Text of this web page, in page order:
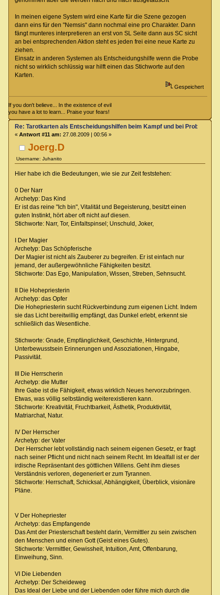
In meinen eigene System wird eine Karte für die Szene gezogen
dann eins für den "Nemsis" dann nochmal eine pro Charakter. Dann
fängt munteres interpretieren an erst von SL Seite dann aus SC sicht
an bei entsprechenden Aktion steht es jeden frei eine neue Karte zu
ziehen.
Einsatz in anderen Systemen als Entscheidungshilfe wenn die Probe
nicht so wirklich schlüssig war hilft einen das Stichworte auf den
Karten.
Gespeichert
If you don't believe... In the existence of evil
you have a lot to learn... Praise your fears!
Joerg.D
Username: Juhanito
Re: Tarotkarten als Entscheidungshilfen beim Kampf und bei Proben
« Antwort #11 am: 27.08.2009 | 00:56 »
Hier habe ich die Bedeutungen, wie sie zur Zeit feststehen:
0 Der Narr
Archetyp: Das Kind
Er ist das reine "Ich bin", Vitalität und Begeisterung, besitzt einen
guten Instinkt, hört aber oft nicht auf diesen.
Stichworte: Narr, Tor, Einfaltspinsel; Unschuld, Joker,
I Der Magier
Archetyp: Das Schöpferische
Der Magier ist nicht als Zauberer zu begreifen. Er ist einfach nur
jemand, der außergewöhnliche Fähigkeiten besitzt.
Stichworte: Das Ego, Manipulation, Wissen, Streben, Sehnsucht.
II Die Hohepriesterin
Archetyp: das Opfer
Die Hohepriesterin sucht Rückverbindung zum eigenen Licht. Indem
sie das Licht bereitwillig empfängt, das Dunkel erlebt, erkennt sie
schließlich das Wesentliche.
Stichworte: Gnade, Empfänglichkeit, Geschichte, Hintergrund,
Unterbewusstsein Erinnerungen und Assoziationen, Hingabe,
Passivität.
III Die Herrscherin
Archetyp: die Mutter
Ihre Gabe ist die Fähigkeit, etwas wirklich Neues hervorzubringen.
Etwas, was völlig selbständig weiterexistieren kann.
Stichworte: Kreativität, Fruchtbarkeit, Ästhetik, Produktivität,
Matriarchat, Natur.
IV Der Herrscher
Archetyp: der Vater
Der Herrscher lebt vollständig nach seinem eigenen Gesetz, er fragt
nach seiner Pflicht und nicht nach seinem Recht. Im Idealfall ist er der
irdische Repräsentant des göttlichen Willens. Geht ihm dieses
Verständnis verloren, degeneriert er zum Tyrannen.
Stichworte: Herrschaft, Schicksal, Abhängigkeit, Überblick, visionäre
Pläne.
V Der Hohepriester
Archetyp: das Empfangende
Das Amt der Priesterschaft besteht darin, Vermittler zu sein zwischen
den Menschen und einen Gott (Geist eines Gutes).
Stichworte: Vermittler, Gewissheit, Intuition, Amt, Offenbarung,
Einweihung, Sinn.
VI Die Liebenden
Archetyp: Der Scheideweg
Das Ideal der Liebe und der Liebenden oder führe mich durch die